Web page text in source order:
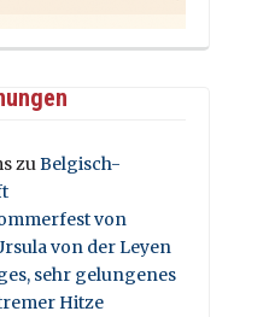
zuBelgisch-
von
von der Leyen
sehr gelungenes
Hitze